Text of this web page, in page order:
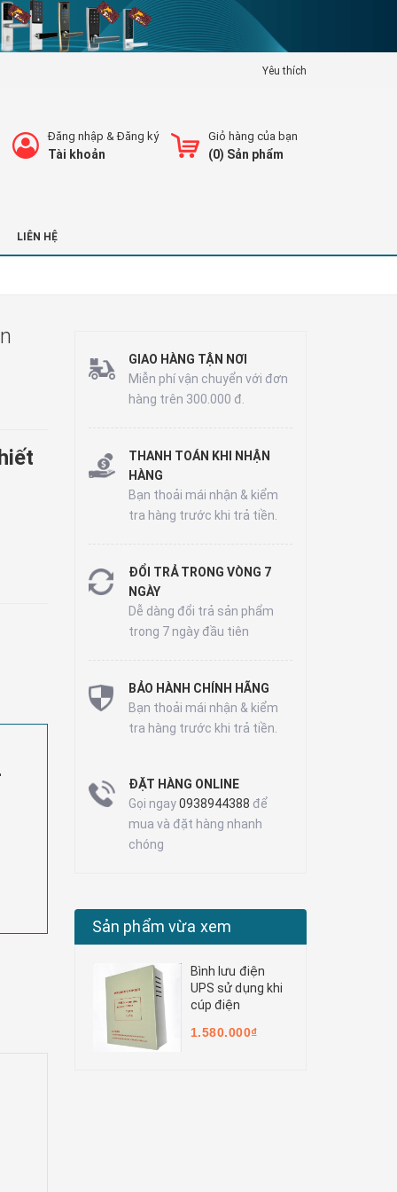
Yêu thích
Giỏ hàng của bạn
(0) Sản phẩm
Đăng nhập &Đăng ký
Tài khoản
LIÊN HỆ
GIAO HÀNG TẬN NƠI
Miễn phí vận chuyển với đơn
hàng trên 300.000 đ.
THANH TOÁN KHI NHẬN
HÀNG
Bạn thoải mái nhận & kiểm
tra hàng trước khi trả tiền.
ĐỔI TRẢ TRONG VÒNG 7
NGÀY
Dễ dàng đổi trả sản phẩm
trong 7 ngày đầu tiên
BẢO HÀNH CHÍNH HÃNG
Bạn thoải mái nhận & kiểm
tra hàng trước khi trả tiền.
ĐẶT HÀNG ONLINE
Gọi ngay0938944388 để
mua và đặt hàng nhanh
chóng
Sản phẩm vừa xem
Bình lưu điện
UPS sử dụng khi
cúp điện
1.580.000₫